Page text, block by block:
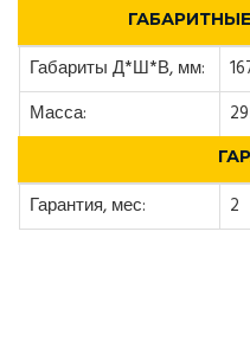
Габариты Д*Ш*В, мм:
Масса:
Гарантия, мес: 2